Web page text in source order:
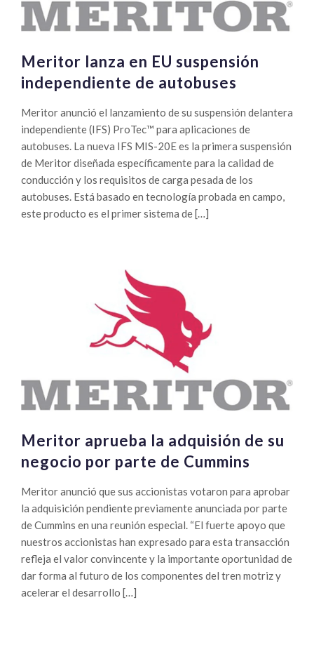
Meritor lanza en EU suspensión
independiente de autobuses
Meritor anunció el lanzamiento de su suspensión delantera
independiente (IFS) ProTec™ para aplicaciones de
autobuses. La nueva IFS MIS-20E es la primera suspensión
de Meritor diseñada específicamente para la calidad de
conducción y los requisitos de carga pesada de los
autobuses. Está basado en tecnología probada en campo,
este producto es el primer sistema de […]
Meritor aprueba la adquisión de su
negocio por parte de Cummins
Meritor anunció que sus accionistas votaron para aprobar
la adquisición pendiente previamente anunciada por parte
de Cummins en una reunión especial. “El fuerte apoyo que
nuestros accionistas han expresado para esta transacción
refleja el valor convincente y la importante oportunidad de
dar forma al futuro de los componentes del tren motriz y
acelerar el desarrollo […]